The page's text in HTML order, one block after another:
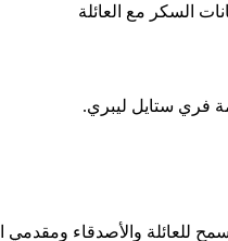
السكر مع العائلة
فري ستايل ليبري.